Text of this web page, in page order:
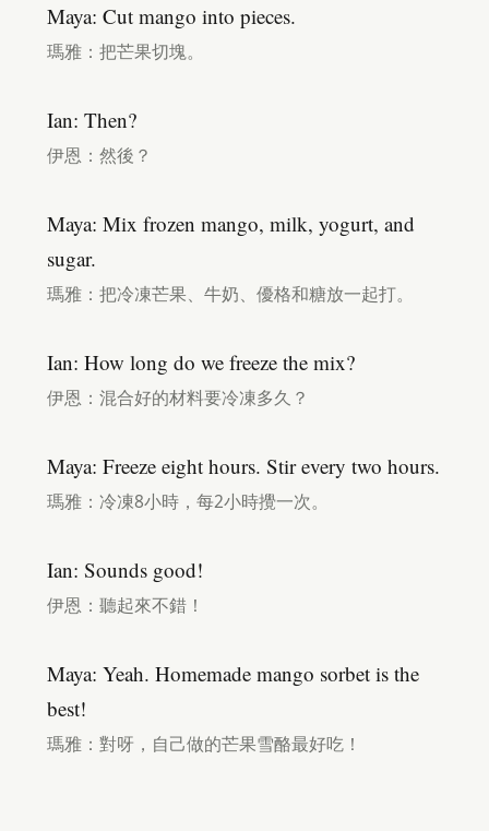
Maya: Cut mango into pieces.
瑪雅：把芒果切塊。
Ian: Then?
伊恩：然後？
Maya: Mix frozen mango, milk, yogurt, and
sugar.
瑪雅：把冷凍芒果、牛奶、優格和糖放一起打。
Ian: How long do we freeze the mix?
伊恩：混合好的材料要冷凍多久？
Maya: Freeze eight hours. Stir every two hours.
瑪雅：冷凍8小時，每2小時攪一次。
Ian: Sounds good!
伊恩：聽起來不錯！
Maya: Yeah. Homemade mango sorbet is the
best!
瑪雅：對呀，自己做的芒果雪酪最好吃！